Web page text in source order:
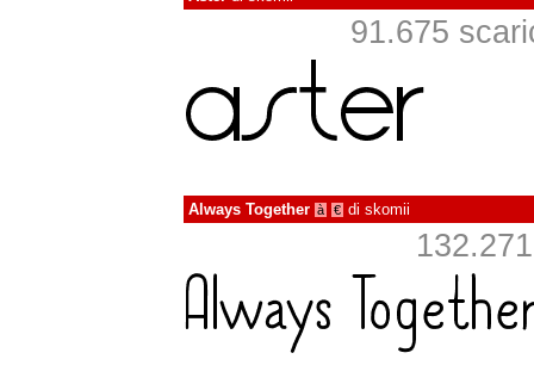
91.675
Always Together à € di skomii